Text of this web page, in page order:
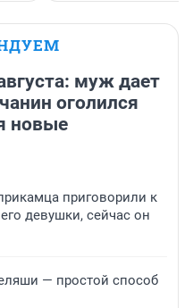
муж дает
оголился
новые
приговорили к
девушки, сейчас он
— простой способ